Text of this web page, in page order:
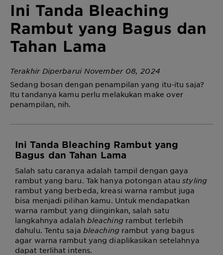
Ini Tanda Bleaching
Rambut yang Bagus dan
Tahan Lama
Terakhir Diperbarui November 08, 2024
Sedang bosan dengan penampilan yang itu-itu saja?
Itu tandanya kamu perlu melakukan make over
penampilan, nih.
Ini Tanda Bleaching Rambut yang
Bagus dan Tahan Lama
Salah satu caranya adalah tampil dengan gaya
rambut yang baru. Tak hanya potongan ataustyling
rambut yang berbeda, kreasi warna rambut juga
bisa menjadi pilihan kamu. Untuk mendapatkan
warna rambut yang diinginkan, salah satu
langkahnya adalah bleachingrambut terlebih
dahulu. Tentu saja bleachingrambut yang bagus
agar warna rambut yang diaplikasikan setelahnya
dapat terlihat intens.